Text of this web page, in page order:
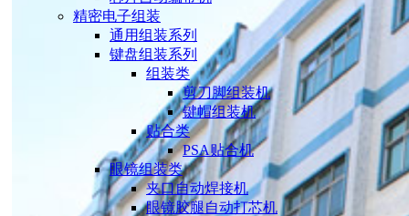
精密电子组装
通用组装系列
键盘组装系列
组装类
剪刀脚组装机
键帽组装机
贴合类
PSA贴合机
眼镜组装类
夹口自动焊接机
眼镜胶腿自动打芯机